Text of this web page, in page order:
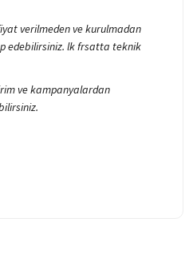
verilmeden ve kurulmadan
edebilirsiniz. lk frsatta teknik
ve kampanyalardan